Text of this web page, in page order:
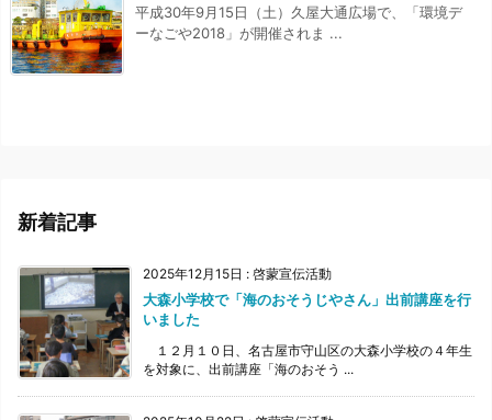
平成30年9月15日（土）久屋大通広場で、「環境デ
ーなごや2018」が開催されま ...
新着記事
2025年12月15日 : 啓蒙宣伝活動
大森小学校で「海のおそうじやさん」出前講座を行
いました
１２月１０日、名古屋市守山区の大森小学校の４年生
を対象に、出前講座「海のおそう ...